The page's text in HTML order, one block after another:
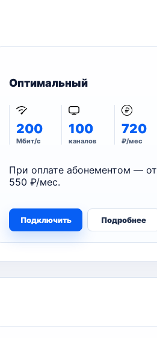
Оптимальный
200
Мбит/с
100
каналов
720
₽/мес
При оплате абонементом — от
550 ₽/мес.
Подключить Подробнее